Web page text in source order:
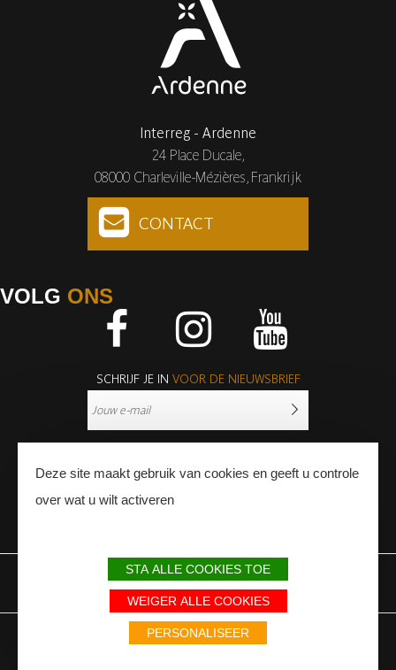
Interreg - Ardenne
24 Place Ducale,
08000 Charleville-Mézières, Frankrijk
CONTACT
VOLG ONS
SCHRIJF JE IN VOOR DE NIEUWSBRIEF
WETTELIJKE BEPALINGEN SITEMAP
Avec le soutien du Fonds Européen de développement régional / Met
steun van het Europese Fonds voor Regionale Ontwikkeling
Deze site maakt gebruik van cookies en geeft u controle
over wat u wilt activeren
STA ALLE COOKIES TOE
WEIGER ALLE COOKIES
PERSONALISEER